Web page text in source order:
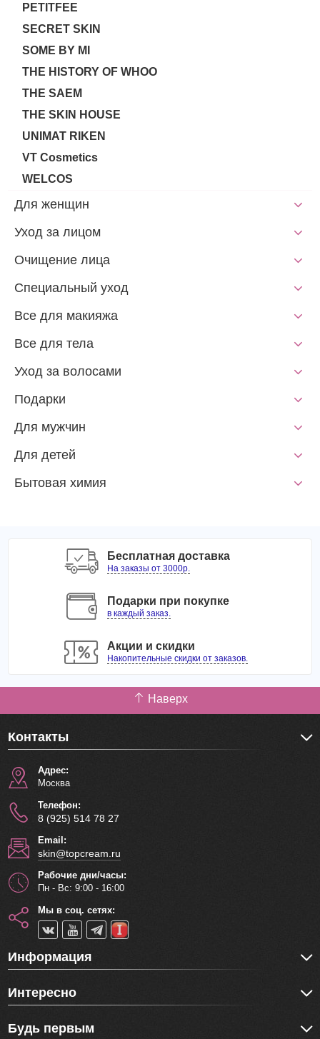
PETITFEE
SECRET SKIN
SOME BY MI
THE HISTORY OF WHOO
THE SAEM
THE SKIN HOUSE
UNIMAT RIKEN
VT Cosmetics
WELCOS
Для женщин
Уход за лицом
Очищение лица
Специальный уход
Все для макияжа
Все для тела
Уход за волосами
Подарки
Для мужчин
Для детей
Бытовая химия
Бесплатная доставка
На заказы от 3000р.
Подарки при покупке
в каждый заказ.
Акции и скидки
Накопительные скидки от заказов.
Наверх
Контакты
Адрес:
Москва
Телефон:
8 (925) 514 78 27
Email:
skin@topcream.ru
Рабочие дни/часы:
Пн - Вс: 9:00 - 16:00
Мы в соц. сетях:
Информация
Интересно
Будь первым